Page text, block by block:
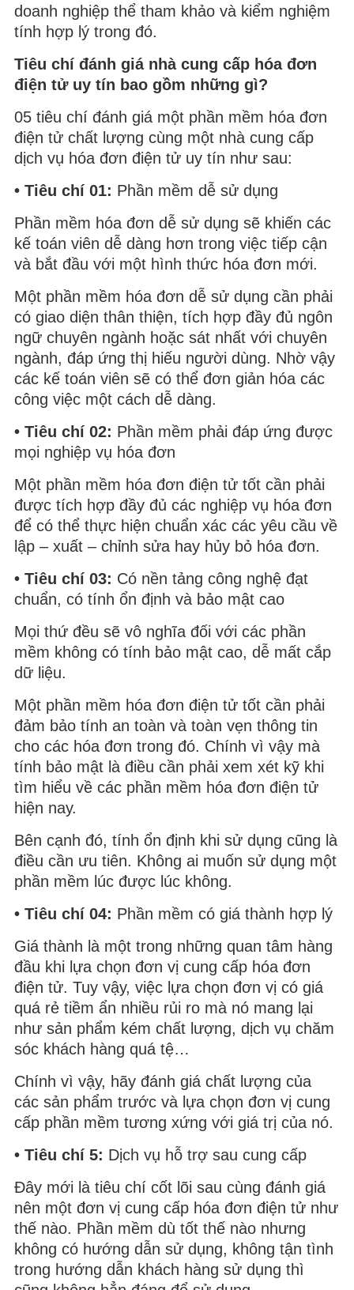
doanh nghiệp thể tham khảo và kiểm nghiệm
tính hợp lý trong đó.
Tiêu chí đánh giá nhà cung cấp hóa đơn
điện tử uy tín bao gồm những gì?
05 tiêu chí đánh giá một phần mềm hóa đơn
điện tử chất lượng cùng một nhà cung cấp
dịch vụ hóa đơn điện tử uy tín như sau:
• Tiêu chí 01: Phần mềm dễ sử dụng
Phần mềm hóa đơn dễ sử dụng sẽ khiến các
kế toán viên dễ dàng hơn trong việc tiếp cận
và bắt đầu với một hình thức hóa đơn mới.
Một phần mềm hóa đơn dễ sử dụng cần phải
có giao diện thân thiện, tích hợp đầy đủ ngôn
ngữ chuyên ngành hoặc sát nhất với chuyên
ngành, đáp ứng thị hiếu người dùng. Nhờ vậy
các kế toán viên sẽ có thể đơn giản hóa các
công việc một cách dễ dàng.
• Tiêu chí 02: Phần mềm phải đáp ứng được
mọi nghiệp vụ hóa đơn
Một phần mềm hóa đơn điện tử tốt cần phải
được tích hợp đầy đủ các nghiệp vụ hóa đơn
để có thể thực hiện chuẩn xác các yêu cầu về
lập – xuất – chỉnh sửa hay hủy bỏ hóa đơn.
• Tiêu chí 03: Có nền tảng công nghệ đạt
chuẩn, có tính ổn định và bảo mật cao
Mọi thứ đều sẽ vô nghĩa đối với các phần
mềm không có tính bảo mật cao, dễ mất cắp
dữ liệu.
Một phần mềm hóa đơn điện tử tốt cần phải
đảm bảo tính an toàn và toàn vẹn thông tin
cho các hóa đơn trong đó. Chính vì vậy mà
tính bảo mật là điều cần phải xem xét kỹ khi
tìm hiểu về các phần mềm hóa đơn điện tử
hiện nay.
Bên cạnh đó, tính ổn định khi sử dụng cũng là
điều cần ưu tiên. Không ai muốn sử dụng một
phần mềm lúc được lúc không.
• Tiêu chí 04: Phần mềm có giá thành hợp lý
Giá thành là một trong những quan tâm hàng
đầu khi lựa chọn đơn vị cung cấp hóa đơn
điện tử. Tuy vậy, việc lựa chọn đơn vị có giá
quá rẻ tiềm ẩn nhiều rủi ro mà nó mang lại
như sản phẩm kém chất lượng, dịch vụ chăm
sóc khách hàng quá tệ…
Chính vì vậy, hãy đánh giá chất lượng của
các sản phẩm trước và lựa chọn đơn vị cung
cấp phần mềm tương xứng với giá trị của nó.
• Tiêu chí 5: Dịch vụ hỗ trợ sau cung cấp
Đây mới là tiêu chí cốt lõi sau cùng đánh giá
nên một đơn vị cung cấp hóa đơn điện tử như
thế nào. Phần mềm dù tốt thế nào nhưng
không có hướng dẫn sử dụng, không tận tình
trong hướng dẫn khách hàng sử dụng thì